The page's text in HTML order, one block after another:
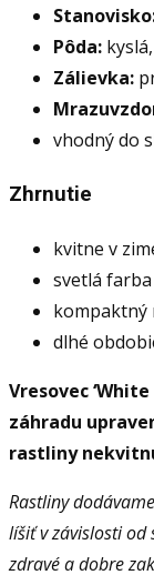
Pôda:
Zálievka:
vhodný do
Zhrnutie
kvitne v
svetlá
kompaktný
dlhé
Vresovec
záhradu
rastliny
Rastliny
líšiť v závislosti od
zdravé a dobre